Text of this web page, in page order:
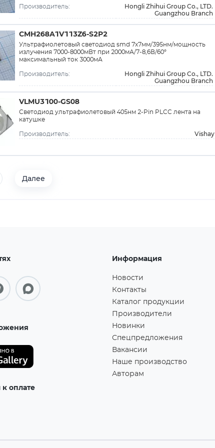
Производитель:
Hongli Zhihui Group Co., LTD.
Guangzhou Branch
CMH268A1V113Z6-S2P2
Ультрафиолетовый светодиод smd 7х7мм/395нм/мощность
излучения 7000-8000мВт при 2000мА/7-8,6В/60°
максимальный ток 3000мА
Производитель:
Hongli Zhihui Group Co., LTD.
Guangzhou Branch
VLMU3100-GS08
Светодиод ультрафиолетовый 405нм 2-Pin PLCC лента на
катушке
Производитель: Vishay
Далее
оплате
Информация
Новости
Контакты
Каталог продукции
Производители
Новинки
Спецпредложения
Вакансии
Наше производство
Авторам